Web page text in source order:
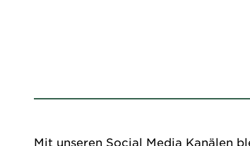
Mit unseren Social Media Kanälen